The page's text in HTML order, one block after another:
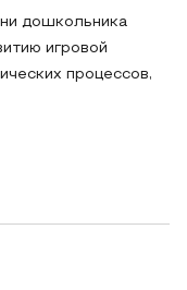
дошкольника
игровой
процессов,